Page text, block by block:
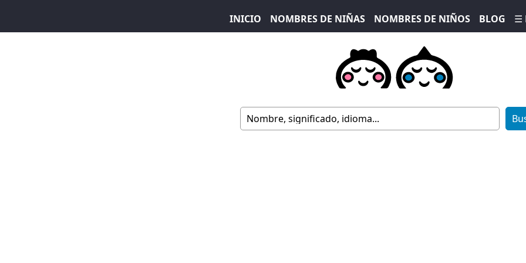
INICIO NOMBRES DE NIÑAS NOMBRES DE NIÑOS BLOG ☰